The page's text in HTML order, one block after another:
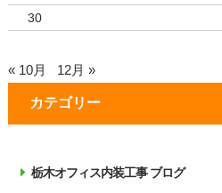
30
« 10月 12月 »
カテゴリー
栃木オフィス内装工事 ブログ